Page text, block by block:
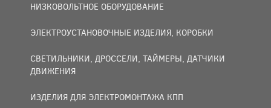
НИЗКОВОЛЬТНОЕ ОБОРУДОВАНИЕ
ЭЛЕКТРОУСТАНОВОЧНЫЕ ИЗДЕЛИЯ, КОРОБКИ
СВЕТИЛЬНИКИ, ДРОССЕЛИ, ТАЙМЕРЫ, ДАТЧИКИ
ДВИЖЕНИЯ
ИЗДЕЛИЯ ДЛЯ ЭЛЕКТРОМОНТАЖА КПП